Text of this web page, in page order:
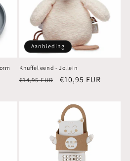
Aanbieding
Knuffel eend - Jollein
Normale
€14,95 EUR Aanbiedingsprijs
€10,95 EUR